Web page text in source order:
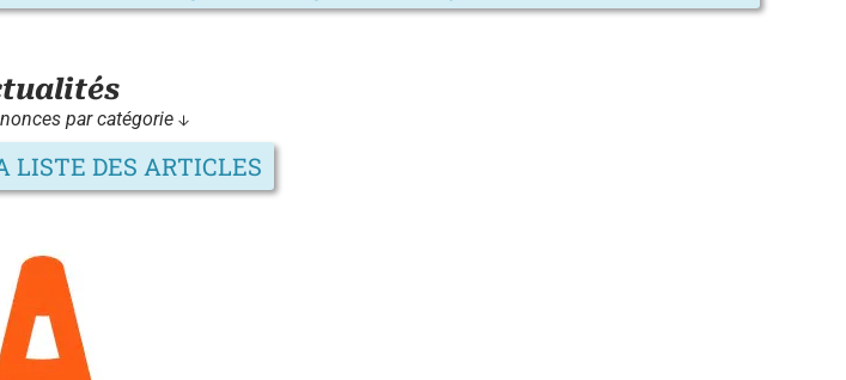
par catégorie ↓
LISTE DES ARTICLES